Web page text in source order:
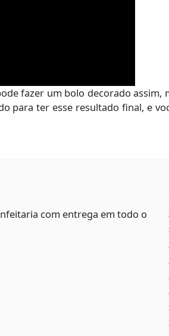
fazer um bolo decorado
para ter esse resultado final, e
com entrega em todo o